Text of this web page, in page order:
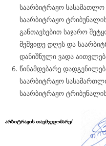
საარბიტრაჟო
საარბიტრაჟო
განთავსებით საჯარო
მეშვიდე დღეს და
დანიშნული ვადა
წინამდებარე
საარბიტრაჟო
საარბიტრაჟო